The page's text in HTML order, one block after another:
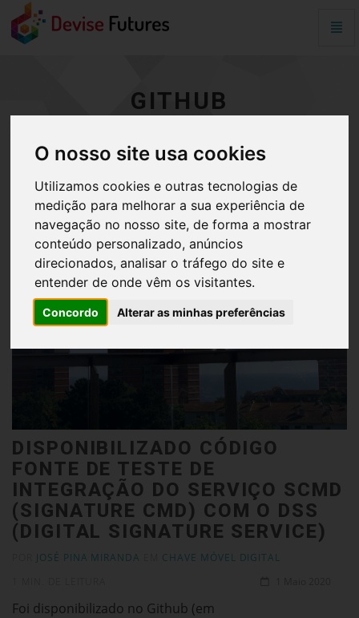
O nosso site usa cookies
Utilizamos cookies e outras tecnologias de
medição para melhorar a sua experiência de
navegação no nosso site, de forma a mostrar
conteúdo personalizado, anúncios
direcionados, analisar o tráfego do site e
entender de onde vêm os visitantes.
Concordo Alterar as minhas preferências
GITHUB
DISPONIBILIZADO CÓDIGO
FONTE DE TESTE DE
INTEGRAÇÃO DO SERVIÇO SCMD
(SIGNATURE CMD) COM O DSS
(DIGITAL SIGNATURE SERVICE)
JOSÉ PINA MIRANDA
CHAVE MÓVEL DIGITAL
Foi disponibilizado no Github (em